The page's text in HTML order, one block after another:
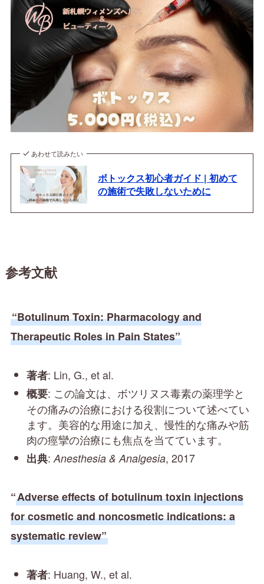
あわせて読みたい
ボトックス初心者ガイド | 初めて
の施術で失敗しないために
参考文献
“Botulinum Toxin: Pharmacology and
Therapeutic Roles in Pain States”
著者: Lin, G., et al.
概要: この論文は、ボツリヌス毒素の薬理学と
その痛みの治療における役割について述べてい
ます。美容的な用途に加え、慢性的な痛みや筋
肉の痙攣の治療にも焦点を当てています。
出典: Anesthesia & Analgesia, 2017
“Adverse effects of botulinum toxin injections
for cosmetic and noncosmetic indications: a
systematic review”
著者: Huang, W., et al.